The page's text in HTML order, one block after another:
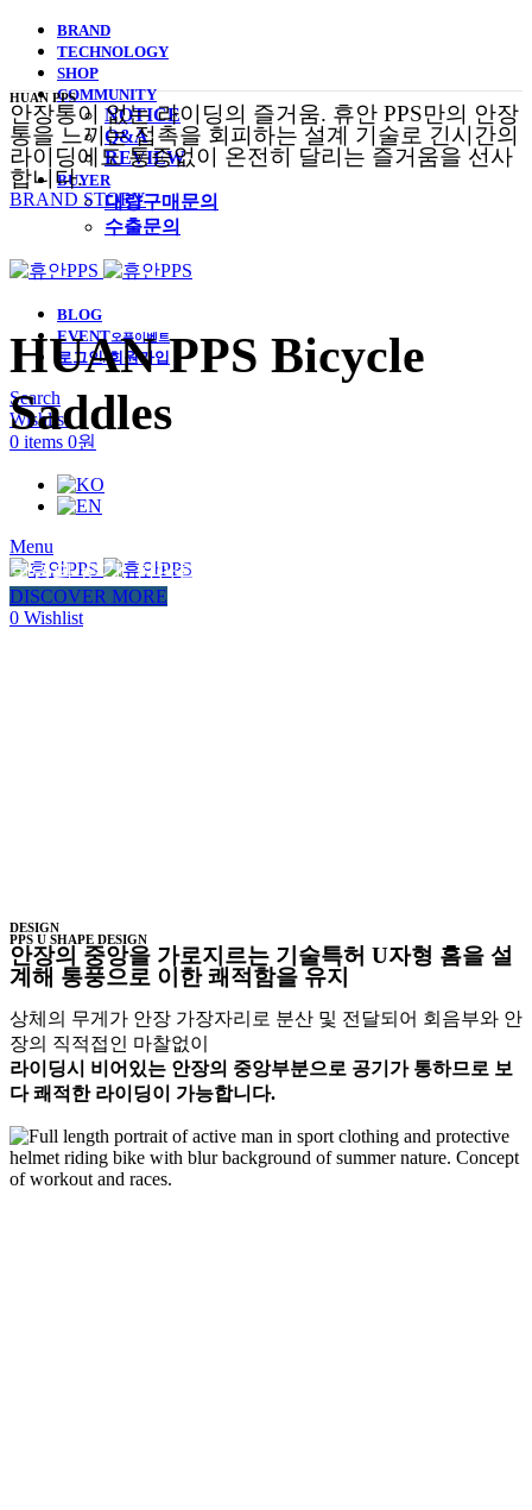
BRAND
TECHNOLOGY
SHOP
COMMUNITY
NOTICE
Q&A
REVIEW
BUYER
대량구매문의
수출문의
BLOG
EVENT오픈이벤트
로그인/회원가입
Search
Wishlist
0 items 0원
Menu
0items 0원
0 Wishlist
HUAN PPS
안장통이 없는 라이딩의 즐거움. 휴안 PPS만의 안장
통을 느끼는 접촉을 회피하는 설계 기술로 긴시간의
라이딩에도 통증없이 온전히 달리는 즐거움을 선사
합니다.
BRAND STORY
HUAN PPS Bicycle
Saddles
힐링의 순간, 편안함과 건강을 당신에게 선사합니다
DISCOVER MORE
DESIGN
PPS U SHAPE DESIGN
안장의 중앙을 가로지르는 기술특허 U자형 홈을 설
계해 통풍으로 이한 쾌적함을 유지
상체의 무게가 안장 가장자리로 분산 및 전달되어 회음부와 안
장의 직적접인 마찰없이
라이딩시 비어있는 안장의 중앙부분으로 공기가 통하므로 보
다 쾌적한 라이딩이 가능합니다.